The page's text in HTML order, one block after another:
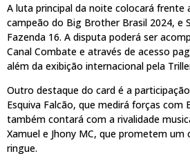
A luta principal da noite colocará frente
campeão do Big Brother Brasil 2024, e
Fazenda 16. A disputa poderá ser
Canal Combate e através de acesso
além da exibição internacional pela
Outro destaque do card é a
Esquiva Falcão, que medirá forças com
também contará com a rivalidade
Xamuel e Jhony MC, que prometem
ringue.